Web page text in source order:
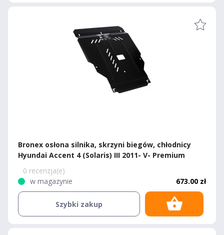
Bronex osłona silnika, skrzyni biegów, chłodnicy
Hyundai Accent 4 (Solaris) III 2011- V- Premium
0 recenzja(e)
w magazynie
673.00 zł
Szybki zakup